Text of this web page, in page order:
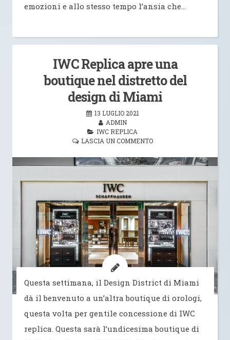
emozioni e allo stesso tempo l’ansia che…
IWC Replica apre una
boutique nel distretto del
design di Miami
13 LUGLIO 2021
ADMIN
IWC REPLICA
LASCIA UN COMMENTO
Questa settimana, il Design District di Miami
dà il benvenuto a un’altra boutique di orologi,
questa volta per gentile concessione di IWC
replica. Questa sarà l’undicesima boutique di